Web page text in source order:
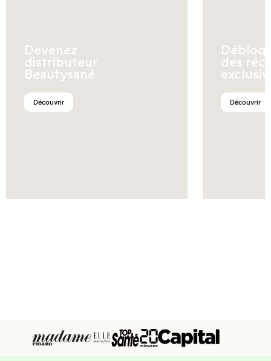
Devenez
distributeur
Beautysané
Découvrir
des
Découvrir